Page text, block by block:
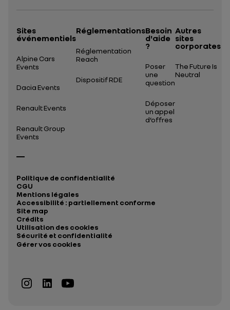
Sites
événementiels
Alpine Cars
Events
Dacia Events
Renault Events
Renault Group
Events
Réglementations
Réglementation
Reach
Dispositif RDE
Besoin
d'aide
?
Poser
une
question
Déposer
un appel
d’offres
Autres
sites
corporates
The Future Is
Neutral
Politique de confidentialité
CGU
Mentions légales
Accessibilité : partiellement conforme
Site map
Crédits
Utilisation des cookies
Sécurité et confidentialité
Gérer vos cookies